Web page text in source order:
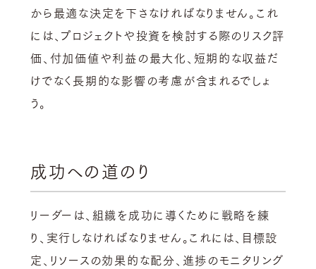
から最適な決定を下さなければなりません。これ
には、プロジェクトや投資を検討する際のリスク評
価、付加価値や利益の最大化、短期的な収益だ
けでなく長期的な影響の考慮が含まれるでしょ
う。
成功への道のり
リーダーは、組織を成功に導くために戦略を練
り、実行しなければなりません。これには、目標設
定、リソースの効果的な配分、進捗のモニタリング